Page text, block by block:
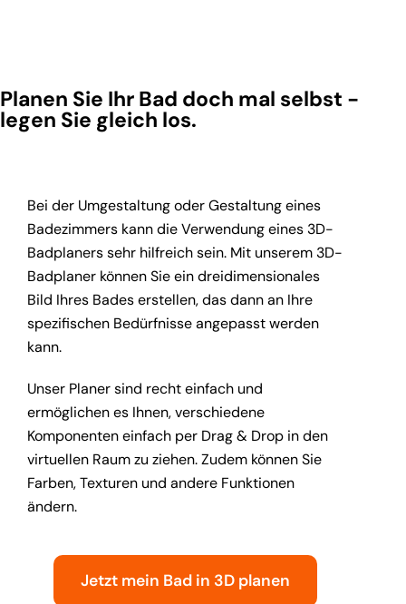
Planen Sie Ihr Bad doch mal selbst -
legen Sie gleich los.
Bei der Umgestaltung oder Gestaltung eines
Badezimmers kann die Verwendung eines 3D-
Badplaners sehr hilfreich sein. Mit unserem 3D-
Badplaner können Sie ein dreidimensionales
Bild Ihres Bades erstellen, das dann an Ihre
spezifischen Bedürfnisse angepasst werden
kann.
Unser Planer sind recht einfach und
ermöglichen es Ihnen, verschiedene
Komponenten einfach per Drag & Drop in den
virtuellen Raum zu ziehen. Zudem können Sie
Farben, Texturen und andere Funktionen
ändern.
Jetzt mein Bad in 3D planen